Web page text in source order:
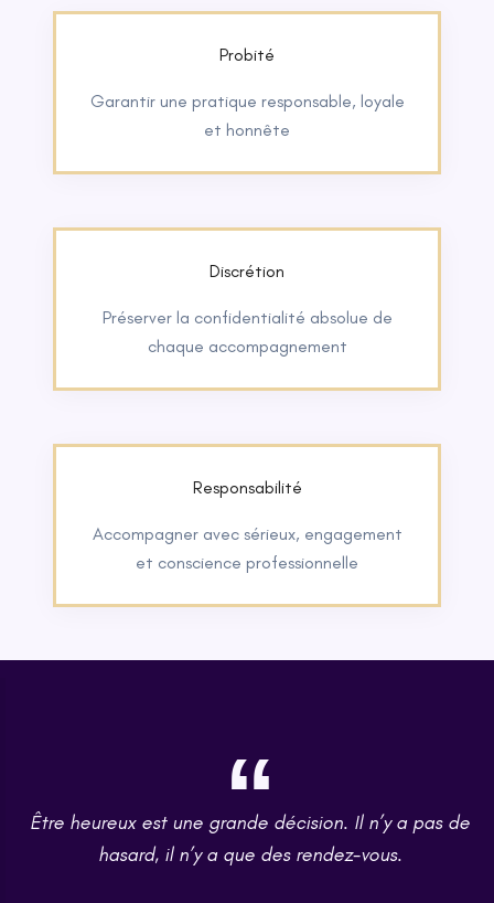
Probité
Garantir une pratique responsable, loyale
et honnête
Discrétion
Préserver la confidentialité absolue de
chaque accompagnement
Responsabilité
Accompagner avec sérieux, engagement
et conscience professionnelle
Être heureux est une grande décision. Il n’y a pas de
hasard, il n’y a que des rendez-vous.